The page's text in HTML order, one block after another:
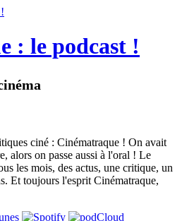
: le podcast !
ciné : Cinématraque ! On avait
alors on passe aussi à l'oral ! Le
les mois, des actus, une critique, un
Et toujours l'esprit Cinématraque,